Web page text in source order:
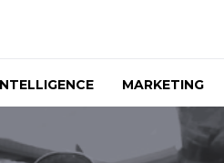
MARKETING